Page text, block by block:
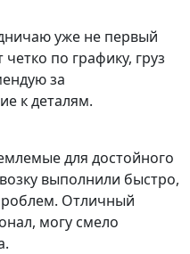
уже не первый
по графику, груз
за
к деталям.
для достойного
выполнили быстро,
Отличный
могу смело